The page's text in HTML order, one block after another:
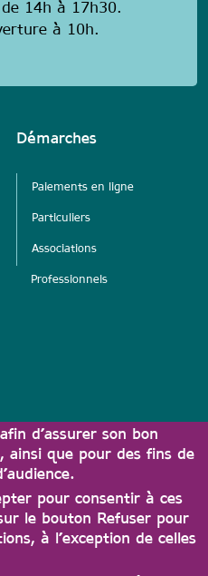
d’assurer son bon
ainsi que pour des fins de
pour consentir à ces
le bouton Refuser pour
à l’exception de celles
14h à 17h30.
à 10h.
Démarches
Paiements en ligne
Particuliers
Associations
Professionnels